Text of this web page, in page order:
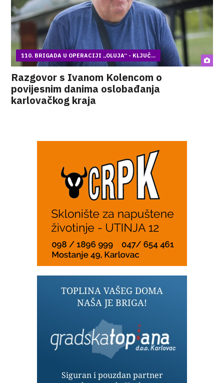
110. BRIGADA U OPERACIJI „OLUJA“ - KLJUČ...
Razgovor s Ivanom Kolencom o
povijesnim danima oslobađanja
karlovačkog kraja